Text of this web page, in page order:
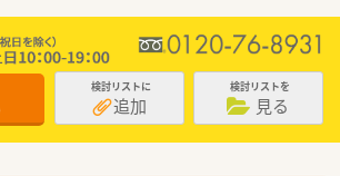
検討リストに
追加
検討リストを
見る